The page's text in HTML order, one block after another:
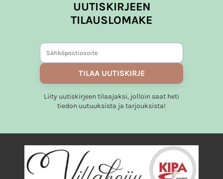
muunnelma.
Voit
tuotteen
sivulla.
UUTISKIRJEEN
TILAUSLOMAKE
TILAA UUTISKIRJE
Liity uutiskirjeen tilaajaksi, jolloin saat heti
tiedon uutuuksista ja tarjouksista!